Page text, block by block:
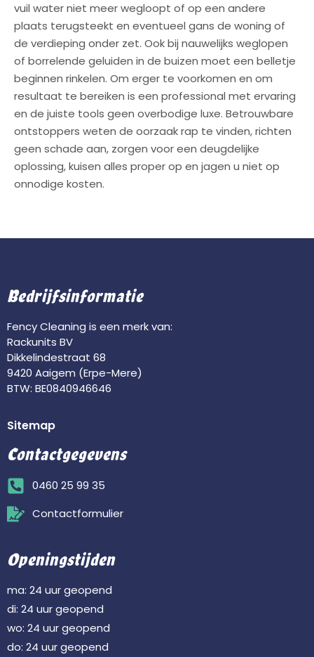
vuil water niet meer wegloopt of op een andere
plaats terugsteekt en eventueel gans de woning of
de verdieping onder zet. Ook bij nauwelijks weglopen
of borrelende geluiden in de buizen moet een belletje
beginnen rinkelen. Om erger te voorkomen en om
resultaat te bereiken is een professional met ervaring
en de juiste tools geen overbodige luxe. Betrouwbare
ontstoppers weten de oorzaak rap te vinden, richten
geen schade aan, zorgen voor een deugdelijke
oplossing, kuisen alles proper op en jagen u niet op
onnodige kosten.
Bedrijfsinformatie
Fency Cleaning is een merk van:
Rackunits BV
Dikkelindestraat 68
9420 Aaigem (Erpe-Mere)
BTW: BE0840946646
Sitemap
Contactgegevens
0460 25 99 35
Contactformulier
Openingstijden
ma: 24 uur geopend
di: 24 uur geopend
wo: 24 uur geopend
do: 24 uur geopend